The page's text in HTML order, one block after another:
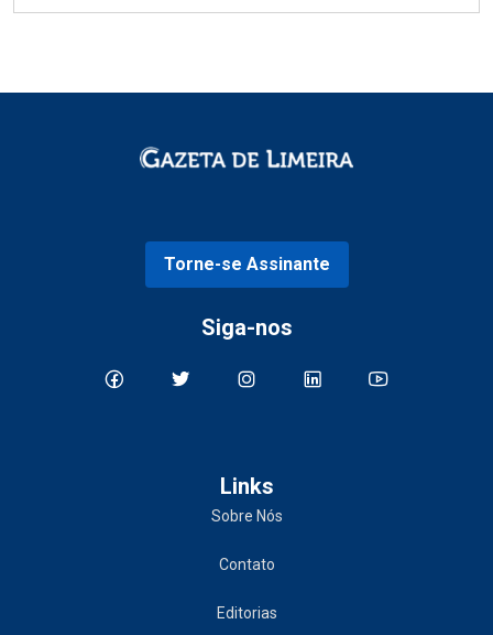
Torne-se Assinante
Siga-nos
Links
Sobre Nós
Contato
Editorias